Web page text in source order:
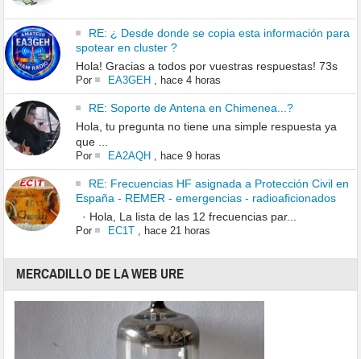
RE: ¿ Desde donde se copia esta información para
spotear en cluster ?
Hola! Gracias a todos por vuestras respuestas! 73s
Por EA3GEH, hace 4 horas
RE: Soporte de Antena en Chimenea...?
Hola, tu pregunta no tiene una simple respuesta ya
que ...
Por EA2AQH, hace 9 horas
RE: Frecuencias HF asignada a Protección Civil en
España - REMER - emergencias - radioaficionados
· Hola, La lista de las 12 frecuencias par...
Por EC1T, hace 21 horas
MERCADILLO DE LA WEB URE